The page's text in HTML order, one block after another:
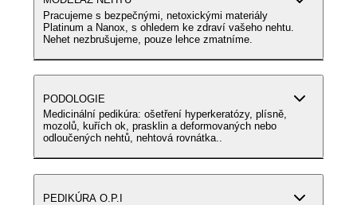
Pracujeme s bezpečnými, netoxickými materiály
Platinum a Nanox, s ohledem ke zdraví vašeho nehtu.
Nehet nezbrušujeme, pouze lehce zmatníme.
PODOLOGIE
Medicinální pedikúra: ošetření hyperkeratózy, plísně,
mozolů, kuřích ok, prasklin a deformovaných nebo
odloučených nehtů, nehtová rovnátka..
PEDIKÚRA O.P.I